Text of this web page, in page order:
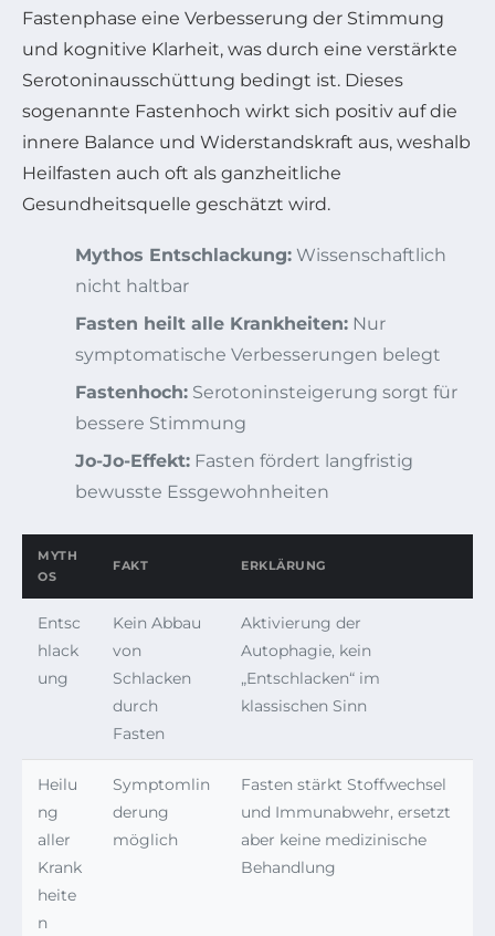
Fastenphase eine Verbesserung der Stimmung
und kognitive Klarheit, was durch eine verstärkte
Serotoninausschüttung bedingt ist. Dieses
sogenannte Fastenhoch wirkt sich positiv auf die
innere Balance und Widerstandskraft aus, weshalb
Heilfasten auch oft als ganzheitliche
Gesundheitsquelle geschätzt wird.
Mythos Entschlackung: Wissenschaftlich
nicht haltbar
Fasten heilt alle Krankheiten: Nur
symptomatische Verbesserungen belegt
Fastenhoch: Serotoninsteigerung sorgt für
bessere Stimmung
Jo-Jo-Effekt: Fasten fördert langfristig
bewusste Essgewohnheiten
MYTH
OS
FAKT ERKLÄRUNG
Entsc
hlack
ung
Kein Abbau
von
Schlacken
durch
Fasten
Aktivierung der
Autophagie, kein
„Entschlacken“ im
klassischen Sinn
Heilu
ng
aller
Krank
heite
n
Symptomlin
derung
möglich
Fasten stärkt Stoffwechsel
und Immunabwehr, ersetzt
aber keine medizinische
Behandlung